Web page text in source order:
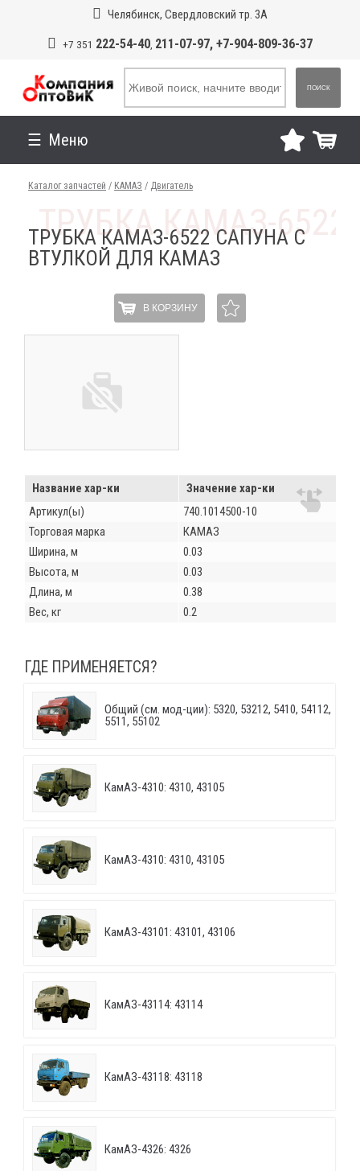
Челябинск, Свердловский тр. 3А
+7 351 222-54-40, 211-07-97, +7-904-809-36-37
ПОИСК
Меню
Каталог запчастей / КАМАЗ / Двигатель
ТРУБКА КАМАЗ-6522 САПУНА С
ВТУЛКОЙ ДЛЯ КАМАЗ
В КОРЗИНУ
Название хар-ки
Значение хар-ки
Артикул(ы)
740.1014500-10
Торговая марка
КАМАЗ
Ширина, м
0.03
Высота, м
0.03
Длина, м
0.38
Вес, кг
0.2
ГДЕ ПРИМЕНЯЕТСЯ?
Общий (см. мод-ции): 5320, 53212, 5410, 54112,
5511, 55102
КамАЗ-4310: 4310, 43105
КамАЗ-4310: 4310, 43105
КамАЗ-43101: 43101, 43106
КамАЗ-43114: 43114
КамАЗ-43118: 43118
КамАЗ-4326: 4326